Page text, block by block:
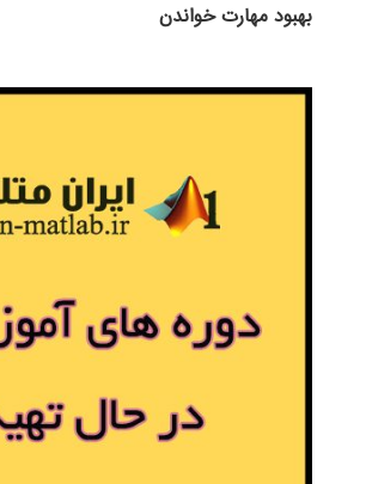
بهبود مهارت خواندن